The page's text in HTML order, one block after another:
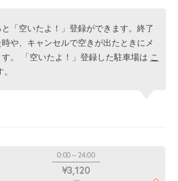
「空いたよ！」登録ができます。終了
や、キャンセルで空きが出たときにメ
。 「空いたよ！」登録した駐車場は こ
0:00～24:00
¥3,120